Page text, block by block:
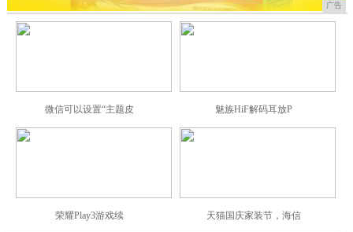
广告
微信可以设置“主题皮 魅族HiF解码耳放P
荣耀Play3游戏续 天猫国庆家装节，海信